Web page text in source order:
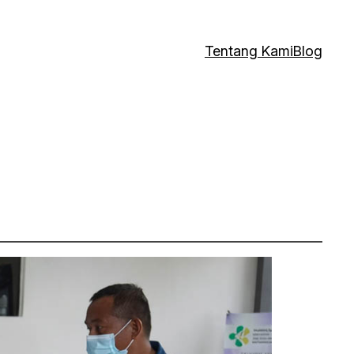
Tentang KamiBlog